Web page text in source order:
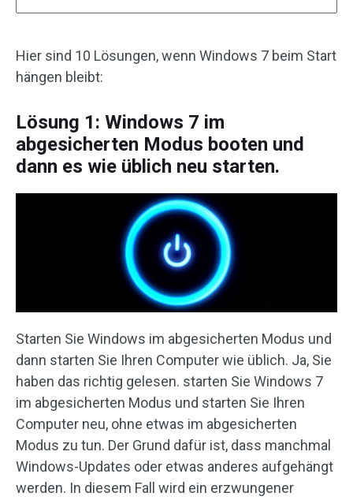
Hier sind 10 Lösungen, wenn Windows 7 beim Start
hängen bleibt:
Lösung 1: Windows 7 im
abgesicherten Modus booten und
dann es wie üblich neu starten.
Starten Sie Windows im abgesicherten Modus und
dann starten Sie Ihren Computer wie üblich. Ja, Sie
haben das richtig gelesen. starten Sie Windows 7
im abgesicherten Modus und starten Sie Ihren
Computer neu, ohne etwas im abgesicherten
Modus zu tun. Der Grund dafür ist, dass manchmal
Windows-Updates oder etwas anderes aufgehängt
werden. In diesem Fall wird ein erzwungener